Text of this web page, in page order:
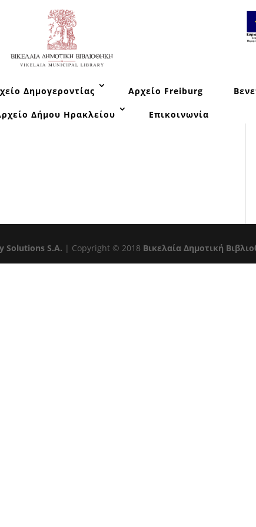
Δημογεροντίας Αρχείο Freiburg
Δήμου Ηρακλείου Επικοινωνία
Solutions S.A. | Copyright © 2018 Βικελαία Δημοτική